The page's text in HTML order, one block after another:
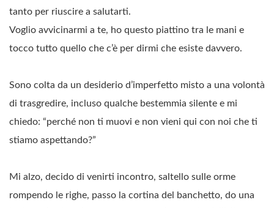
tanto per riuscire a salutarti.
Voglio avvicinarmi a te, ho questo piattino tra le mani e
tocco tutto quello che c’è per dirmi che esiste davvero.
Sono colta da un desiderio d’imperfetto misto a una volontà
di trasgredire, incluso qualche bestemmia silente e mi
chiedo: “perché non ti muovi e non vieni qui con noi che ti
stiamo aspettando?”
Mi alzo, decido di venirti incontro, saltello sulle orme
rompendo le righe, passo la cortina del banchetto, do una